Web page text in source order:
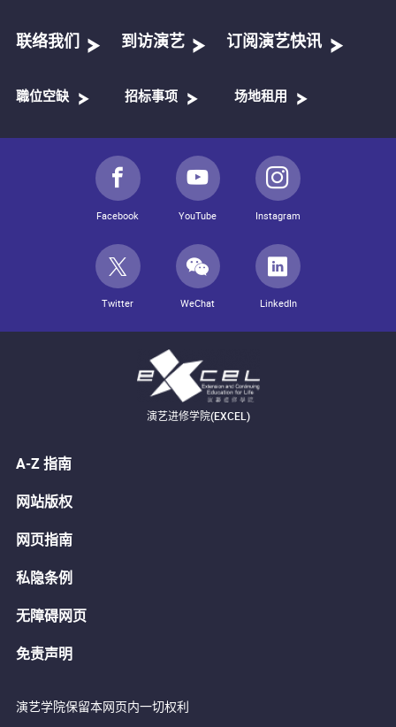
联络我们 到访演艺 订阅演艺快讯
職位空缺 招标事项 场地租用
Facebook YouTube Instagram
Twitter WeChat LinkedIn
演艺进修学院(EXCEL)
A-Z 指南
网站版权
网页指南
私隐条例
无障碍网页
免责声明
演艺学院保留本网页内一切权利